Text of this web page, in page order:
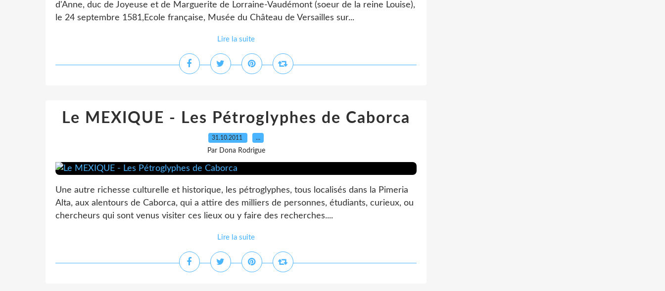
d'Anne, duc de Joyeuse et de Marguerite de Lorraine-Vaudémont (soeur de la reine Louise),
le 24 septembre 1581,Ecole française, Musée du Château de Versailles sur...
Lire la suite
Le MEXIQUE - Les Pétroglyphes de Caborca
31.10.2011 …
Par Dona Rodrigue
Une autre richesse culturelle et historique, les pétroglyphes, tous localisés dans la Pimeria
Alta, aux alentours de Caborca, qui a attire des milliers de personnes, étudiants, curieux, ou
chercheurs qui sont venus visiter ces lieux ou y faire des recherches....
Lire la suite